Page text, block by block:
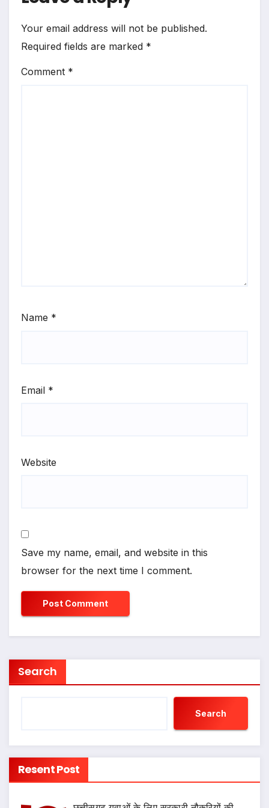
Your email address will not be published.
Required fields are marked *
Comment *
Name *
Email *
Website
Save my name, email, and website in this
browser for the next time I comment.
Search
Search
Resent Post